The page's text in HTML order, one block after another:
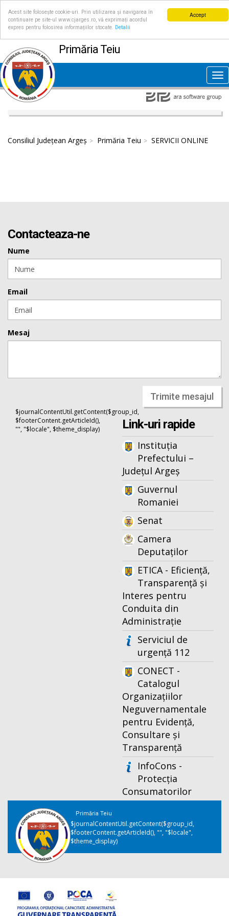
Accept
Acest site folosește cookie-uri. Prin utilizarea și navigarea în
continuare pe site-ul www.cjarges.ro, vă exprimați acordul
expres pentru folosirea informațiilor stocate.
Detalii
Primăria Teiu
Consiliul Județean Argeș Primăria Teiu SERVICII ONLINE
Contacteaza-ne
Nume
Email
Mesaj
Trimite mesajul
$journalContentUtil.getContent($group_id,
$footerContent.getArticleId(),
"", "$locale", $theme_display)
Link-uri rapide
Instituția
Prefectului –
Județul Argeș
Guvernul
Romaniei
Senat
Camera
Deputaților
ETICA - Eficiență,
Transparență și
Interes pentru
Conduita din
Administrație
Serviciul de
urgență 112
CONECT -
Catalogul
Organizațiilor
Neguvernamentale
pentru Evidență,
Consultare și
Transparență
InfoCons -
Protecția
Consumatorilor
Primăria Teiu
$journalContentUtil.getContent($group_id,
$footerContent.getArticleId(), "", "$locale",
$theme_display)